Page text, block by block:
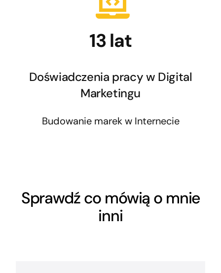
13 lat
Doświadczenia pracy w Digital
Marketingu
Budowanie marek w Internecie
Sprawdź co mówią o mnie
inni